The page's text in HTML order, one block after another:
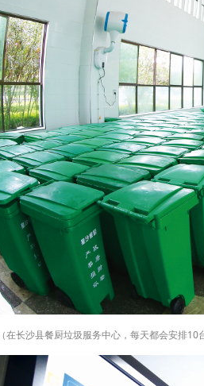
（在长沙县餐厨垃圾服务中心，每天都会安排